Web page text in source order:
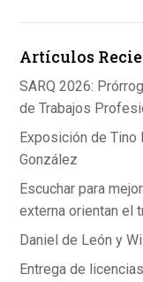
o
k
Artículos
SARQ 2026:
de Trabajos
Exposición de Tino
González
Escuchar para
externa orientan el
Daniel de León y
Entrega de